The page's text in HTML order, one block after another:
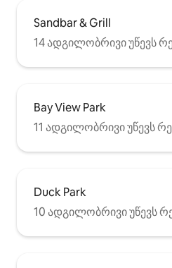
Sandbar & Grill
14 ადგილობრივი უწევს
Bay View Park
11 ადგილობრივი უწევს
Duck Park
10 ადგილობრივი უწევს